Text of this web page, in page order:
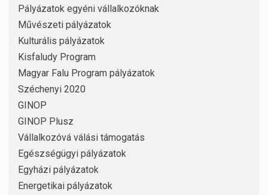
Pályázatok egyéni vállalkozóknak
Művészeti pályázatok
Kulturális pályázatok
Kisfaludy Program
Magyar Falu Program pályázatok
Széchenyi 2020
GINOP
GINOP Plusz
Vállalkozóvá válási támogatás
Egészségügyi pályázatok
Egyházi pályázatok
Energetikai pályázatok